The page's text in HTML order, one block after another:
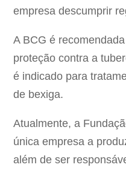
empresa descumprir
A BCG é
proteção contra a
é indicado para
de bexiga.
Atualmente, a
única empresa a
além de ser